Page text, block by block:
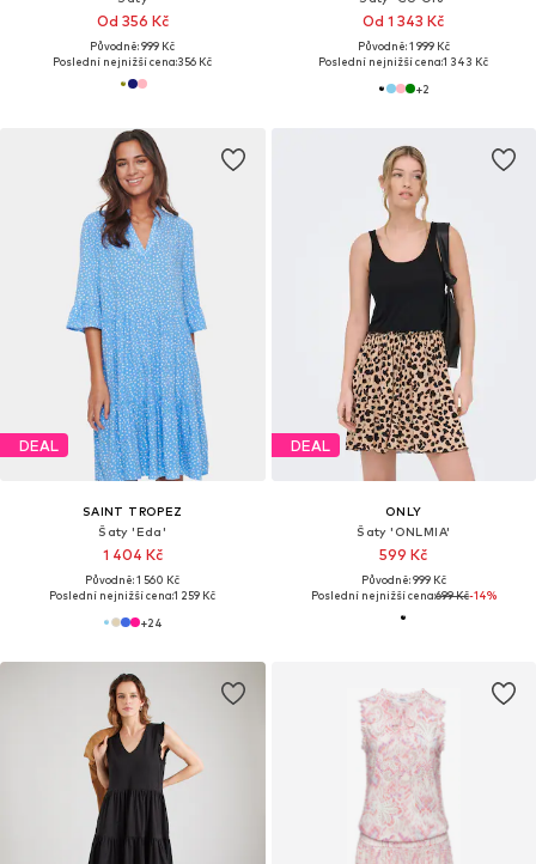
Od 356 Kč
Původně: 999 Kč
Poslední nejnižší cena:356 Kč
Od 1 343 Kč
Původně: 1 999 Kč
Poslední nejnižší cena:1 343 Kč
+2
DEAL
SAINT TROPEZ
Šaty 'Eda'
1 404 Kč
Původně: 1 560 Kč
Poslední nejnižší cena:1 259 Kč
+24
DEAL
ONLY
Šaty 'ONLMIA'
599 Kč
Původně: 999 Kč
Poslední nejnižší cena:699 Kč-14%